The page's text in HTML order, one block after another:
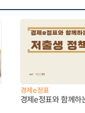
경제e정표
경제e정표와 함께하